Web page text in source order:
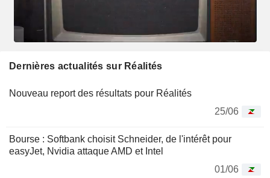
Dernières actualités sur Réalités
Nouveau report des résultats pour Réalités
25/06
Bourse : Softbank choisit Schneider, de l'intérêt pour
easyJet, Nvidia attaque AMD et Intel
01/06